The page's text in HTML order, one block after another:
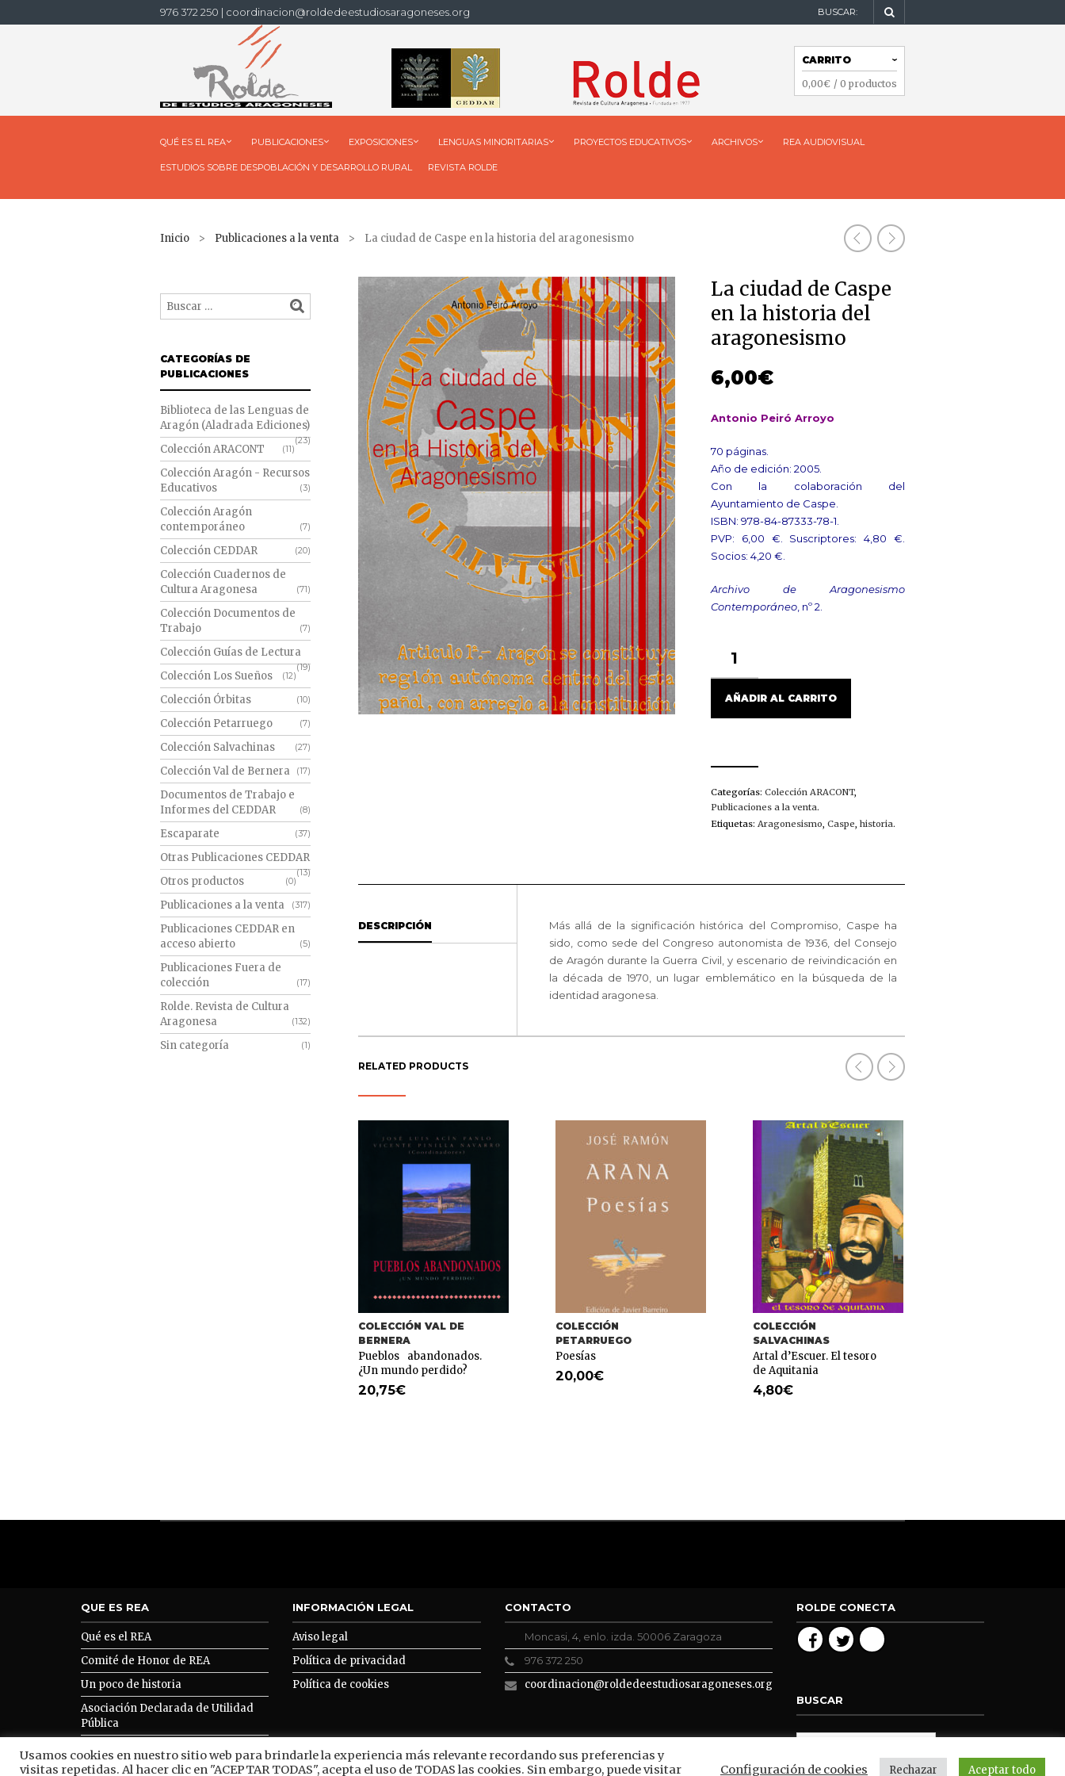
976 372 250 | coordinacion@roldedeestudiosaragoneses.org BUSCAR:
NAVEGACIÓN
CARRITO
0,00€ / 0 productos
QUÉ ES EL REA PUBLICACIONES EXPOSICIONES LENGUAS MINORITARIAS PROYECTOS EDUCATIVOS ARCHIVOS REA AUDIOVISUAL
ESTUDIOS SOBRE DESPOBLACIÓN Y DESARROLLO RURAL REVISTA ROLDE
Inicio > Publicaciones a la venta > La ciudad de Caspe en la historia del aragonesismo
La ciudad de Caspe
en la historia del
aragonesismo
6,00€
Antonio Peiró Arroyo
70 páginas.
Año de edición: 2005.
Con la colaboración del
Ayuntamiento de Caspe.
ISBN: 978-84-87333-78-1.
PVP: 6,00 €. Suscriptores: 4,80 €.
Socios: 4,20 €.
Archivo de Aragonesismo
Contemporáneo , nº 2.
CIUDAD
DE
CASPE
LA
ARAGONESISMO
AÑADIR AL CARRITO
Categorías: Colección ARACONT,
Publicaciones a la venta.
Etiquetas: Aragonesismo, Caspe, historia.
DESCRIPCIÓN
Más allá de la significación histórica del Compromiso, Caspe ha
sido, como sede del Congreso autonomista de 1936, del Consejo
de Aragón durante la Guerra Civil, y escenario de reivindicación en
la década de 1970, un lugar emblemático en la búsqueda de la
identidad aragonesa.
RELATED PRODUCTS
COLECCIÓN VAL DE
BERNERA
Pueblos abandonados.
¿Un mundo perdido?
20,75€
COLECCIÓN
PETARRUEGO
Poesías
20,00€
COLECCIÓN
SALVACHINAS
Artal d’Escuer. El tesoro
de Aquitania
4,80€
CATEGORÍAS DE
PUBLICACIONES
Biblioteca de las Lenguas de
Aragón (Aladrada Ediciones)
(23)
Colección ARACONT (11)
Colección Aragón - Recursos
Educativos
(3)
Colección Aragón
contemporáneo
(7)
Colección CEDDAR (20)
Colección Cuadernos de
Cultura Aragonesa
(71)
Colección Documentos de
Trabajo
(7)
Colección Guías de Lectura
(19)
Colección Los Sueños (12)
Colección Órbitas (10)
Colección Petarruego (7)
Colección Salvachinas (27)
Colección Val de Bernera (17)
Documentos de Trabajo e
Informes del CEDDAR
(8)
Escaparate (37)
Otras Publicaciones CEDDAR
(13)
Otros productos (0)
Publicaciones a la venta (317)
Publicaciones CEDDAR en
acceso abierto
(5)
Publicaciones Fuera de
colección
(17)
Rolde. Revista de Cultura
Aragonesa
(132)
Sin categoría (1)
Usamos cookies en nuestro sitio web para brindarle la experiencia más relevante recordando sus preferencias y
visitas repetidas. Al hacer clic en "ACEPTAR TODAS", acepta el uso de TODAS las cookies. Sin embargo, puede visitar
Configuración de cookies Rechazar Aceptar todo
QUE ES REA
Qué es el REA
Comité de Honor de REA
Un poco de historia
Asociación Declarada de Utilidad
Pública
Asociarse a REA
INFORMACIÓN LEGAL
Aviso legal
Política de privacidad
Política de cookies
CONTACTO
Moncasi, 4, enlo. izda. 50006 Zaragoza
976 372 250
coordinacion@roldedeestudiosaragoneses.org
ROLDE CONECTA
BUSCAR